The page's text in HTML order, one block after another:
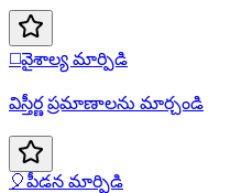
◻️వైశాల్య మార్పిడి
విస్తీర్ణ ప్రమాణాలను మార్చండి
🎈పీడన మార్పిడి